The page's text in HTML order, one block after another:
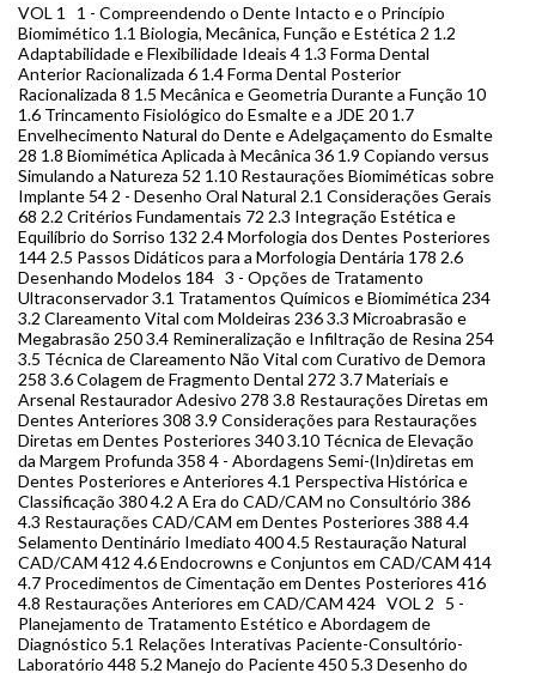
VOL 1 1 - Compreendendo o Dente Intacto e o Princípio
Biomimético 1.1 Biologia, Mecânica, Função e Estética 2 1.2
Adaptabilidade e Flexibilidade Ideais 4 1.3 Forma Dental
Anterior Racionalizada 6 1.4 Forma Dental Posterior
Racionalizada 8 1.5 Mecânica e Geometria Durante a Função 10
1.6 Trincamento Fisiológico do Esmalte e a JDE 20 1.7
Envelhecimento Natural do Dente e Adelgaçamento do Esmalte
28 1.8 Biomimética Aplicada à Mecânica 36 1.9 Copiando versus
Simulando a Natureza 52 1.10 Restaurações Biomiméticas sobre
Implante 54 2 - Desenho Oral Natural 2.1 Considerações Gerais
68 2.2 Critérios Fundamentais 72 2.3 Integração Estética e
Equilíbrio do Sorriso 132 2.4 Morfologia dos Dentes Posteriores
144 2.5 Passos Didáticos para a Morfologia Dentária 178 2.6
Desenhando Modelos 184 3 - Opções de Tratamento
Ultraconservador 3.1 Tratamentos Químicos e Biomimética 234
3.2 Clareamento Vital com Moldeiras 236 3.3 Microabrasão e
Megabrasão 250 3.4 Remineralização e Infiltração de Resina 254
3.5 Técnica de Clareamento Não Vital com Curativo de Demora
258 3.6 Colagem de Fragmento Dental 272 3.7 Materiais e
Arsenal Restaurador Adesivo 278 3.8 Restaurações Diretas em
Dentes Anteriores 308 3.9 Considerações para Restaurações
Diretas em Dentes Posteriores 340 3.10 Técnica de Elevação
da Margem Profunda 358 4 - Abordagens Semi-(In)diretas em
Dentes Posteriores e Anteriores 4.1 Perspectiva Histórica e
Classificação 380 4.2 A Era do CAD/CAM no Consultório 386
4.3 Restaurações CAD/CAM em Dentes Posteriores 388 4.4
Selamento Dentinário Imediato 400 4.5 Restauração Natural
CAD/CAM 412 4.6 Endocrowns e Conjuntos em CAD/CAM 414
4.7 Procedimentos de Cimentação em Dentes Posteriores 416
4.8 Restaurações Anteriores em CAD/CAM 424 VOL 2 5 -
Planejamento de Tratamento Estético e Abordagem de
Diagnóstico 5.1 Relações Interativas Paciente-Consultório-
Laboratório 448 5.2 Manejo do Paciente 450 5.3 Desenho do